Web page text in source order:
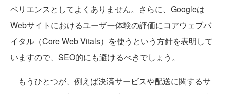
ペリエンスとしてよくありません。さらに、Googleは
Webサイトにおけるユーザー体験の評価にコアウェブバ
イタル（Core Web Vitals）を使うという方針を表明して
いますので、SEO的にも避けるべきでしょう。
もうひとつが、例えば決済サービスや配送に関するサ